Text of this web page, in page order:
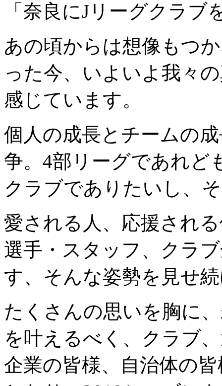
「奈良にJリーグクラブ
あの頃からは想像もつ
った今、いよいよ我々
感じています。
個人の成長とチームの
争。4部リーグであれど
クラブでありたいし、
愛される人、応援され
選手・スタッフ、クラ
す、そんな姿勢を見せ
たくさんの思いを胸に
を叶えるべく、クラブ
企業の皆様、自治体の